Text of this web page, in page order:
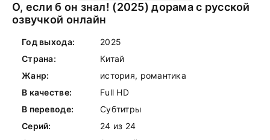
О, если б он знал! (2025) дорама с русской
озвучкой онлайн
Год выхода:
2025
Страна:
Китай
Жанр:
история, романтика
В качестве:
Full HD
В переводе:
Субтитры
Серий:
24 из 24